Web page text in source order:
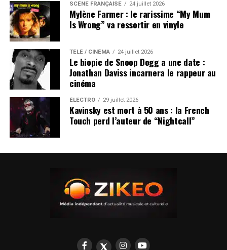
SCÈNE FRANÇAISE 24 juillet 2026
Mylène Farmer : le rarissime “My Mum
Is Wrong” va ressortir en vinyle
TÉLÉ / CINÉMA 24 juillet 2026
Le biopic de Snoop Dogg a une date :
Jonathan Daviss incarnera le rappeur au
cinéma
ÉLECTRO 29 juillet 2026
Kavinsky est mort à 50 ans : la French
Touch perd l’auteur de “Nightcall”